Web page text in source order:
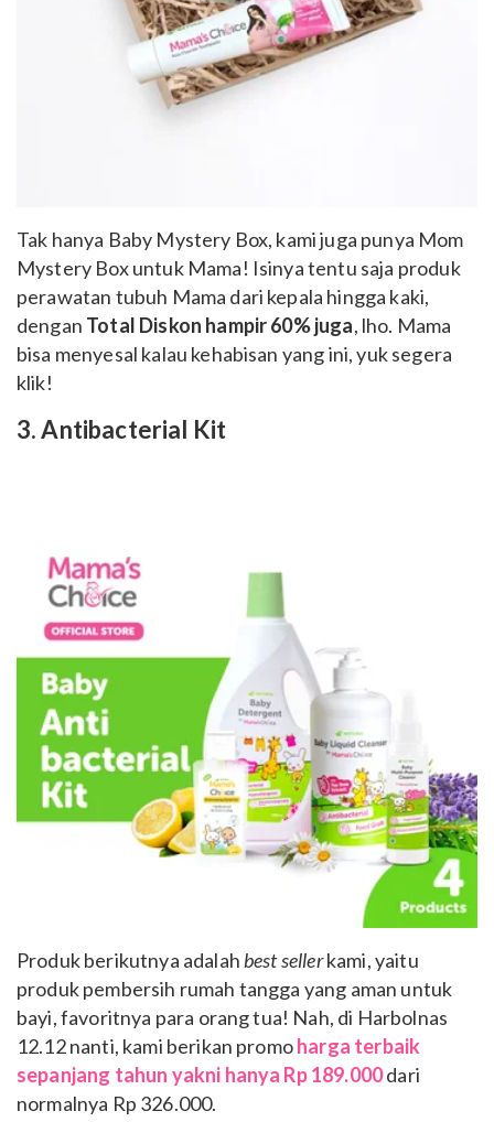
Tak hanya Baby Mystery Box, kami juga punya Mom
Mystery Box untuk Mama! Isinya tentu saja produk
perawatan tubuh Mama dari kepala hingga kaki,
dengan Total Diskon hampir 60% juga, lho. Mama
bisa menyesal kalau kehabisan yang ini, yuk segera
klik!
3. Antibacterial Kit
Produk berikutnya adalah best sellerkami, yaitu
produk pembersih rumah tangga yang aman untuk
bayi, favoritnya para orang tua! Nah, di Harbolnas
12.12 nanti, kami berikan promoharga terbaik
sepanjang tahun yakni hanya Rp 189.000dari
normalnya Rp 326.000.